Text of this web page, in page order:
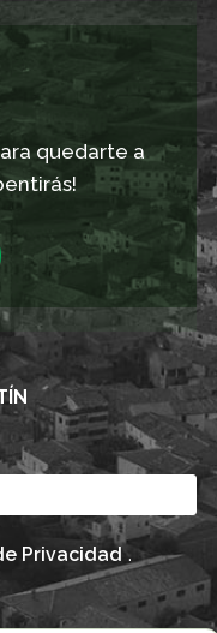
quedarte a
Privacidad .